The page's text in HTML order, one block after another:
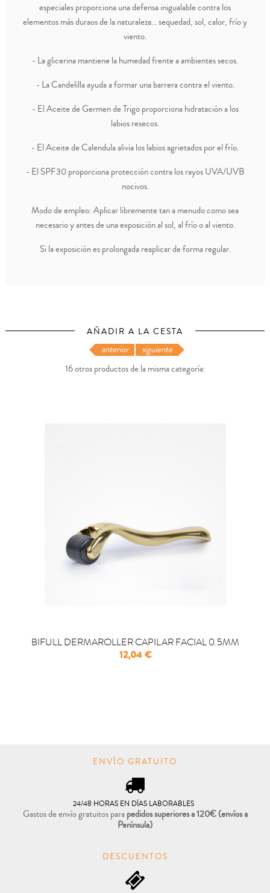
especiales proporciona una defensa inigualable contra los
elementos más duraos de la naturaleza... sequedad, sol, calor, frío y
viento.
- La glicerina mantiene la humedad frente a ambientes secos.
- La Candelilla ayuda a formar una barrera contra el viento.
- El Aceite de Germen de Trigo proporciona hidratación a los
labios resecos.
- El Aceite de Calendula alivia los labios agrietados por el frío.
- El SPF30 proporciona protección contra los rayos UVA/UVB
nocivos.
Modo de empleo: Aplicar libremente tan a menudo como sea
necesario y antes de una exposición al sol, al frío o al viento.
Si la exposición es prolongada reaplicar de forma regular.
AÑADIR A LA CESTA
16 otros productos de la misma categoría:
BIFULL DERMAROLLER CAPILAR FACIAL 0.5MM
Precio
12,04 €
anterior siguiente
ENVÍO GRATUITO
24/48 HORAS EN DÍAS LABORABLES
Gastos de envío gratuitos parapedidos superiores a 120€(envíos a
Península)
DESCUENTOS